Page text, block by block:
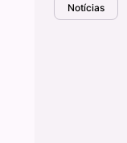
Notícias